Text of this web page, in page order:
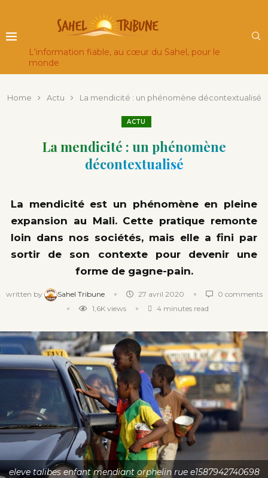
L'information fiable, au cœur du Sahel, pour le
monde
Home Actu La mendicité : un phénomène décontextualisé
ACTU
La mendicité : un phénomène
décontextualisé
La mendicité est un phénomène en pleine
expansion au Mali. Cette pratique remonte
loin dans nos sociétés, mais elle a fini par
sortir de son contexte pour devenir une
forme de gagne-pain.
written by Sahel Tribune 27 avril 2020
0 comments
1,6K views 4 minutes read
eleve talibes enfant mendiant orphelin rue e1587942740698